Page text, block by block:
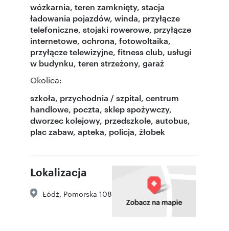
wózkarnia, teren zamknięty, stacja
ładowania pojazdów, winda, przyłącze
telefoniczne, stojaki rowerowe, przyłącze
internetowe, ochrona, fotowoltaika,
przyłącze telewizyjne, fitness club, usługi
w budynku, teren strzeżony, garaż
Okolica:
szkoła, przychodnia / szpital, centrum
handlowe, poczta, sklep spożywczy,
dworzec kolejowy, przedszkole, autobus,
plac zabaw, apteka, policja, żłobek
Lokalizacja
Łódź Pomorska 108